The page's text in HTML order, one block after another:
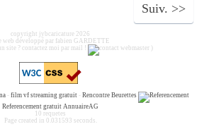
Suiv.
copyright jybcaricature 2026
web développé par fabien GARDETTE
site ? contactez moi par mail !
)
- film vf streaming gratuit- Rencontre Beurettes
Referencement gratuit AnnuaireAG
10 requetes
Page created in 0.031593 seconds.